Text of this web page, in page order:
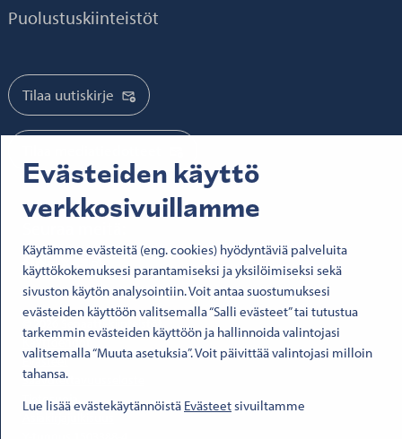
Evästeiden käyttö
verkkosivuillamme
Käytämme evästeitä (eng. cookies) hyödyntäviä palveluita
käyttökokemuksesi parantamiseksi ja yksilöimiseksi sekä
sivuston käytön analysointiin. Voit antaa suostumuksesi
evästeiden käyttöön valitsemalla “Salli evästeet” tai tutustua
tarkemmin evästeiden käyttöön ja hallinnoida valintojasi
valitsemalla “Muuta asetuksia”. Voit päivittää valintojasi milloin
tahansa.
Lue lisää evästekäytännöistä Evästeet sivuiltamme
Puolustuskiinteistöt
Tilaa uutiskirje
© 2026 Senaatti-kiinteistöt
Käyttöehdot
Evästeet
Saavutettavuusseloste
Tietosuoja
Senatfastigheter på Facebook
Senatfastigheter på LinkedIn
Senatfastigheter på SlideShare
Senaten i X
Senatfastigheter på YouTube
Senatfastigheter på Instagram